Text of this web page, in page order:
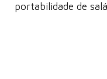
portabilidade de